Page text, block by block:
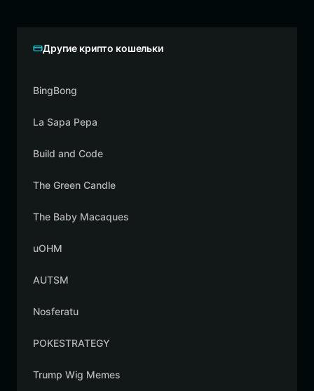
Другие крипто кошельки
BingBong
La Sapa Pepa
Build and Code
The Green Candle
The Baby Macaques
uOHM
AUTSM
Nosferatu
POKESTRATEGY
Trump Wig Memes